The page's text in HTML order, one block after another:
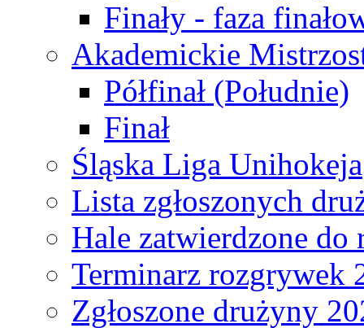
Finały - faza
Akademickie
Półfinał (Południe)
Finał
Śląska Liga Unihokeja
Lista zgłoszonych
Hale zatwierdzone do
Terminarz rozgrywek
Zgłoszone drużyny